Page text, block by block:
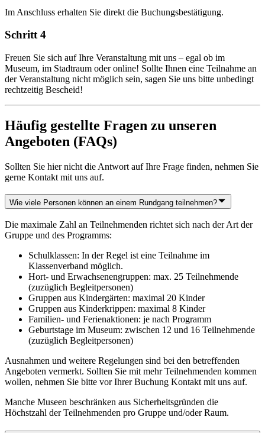
Im Anschluss erhalten Sie direkt die Buchungsbestätigung.
Schritt 4
Freuen Sie sich auf Ihre Veranstaltung mit uns – egal ob im
Museum, im Stadtraum oder online! Sollte Ihnen eine Teilnahme an
der Veranstaltung nicht möglich sein, sagen Sie uns bitte unbedingt
rechtzeitig Bescheid!
Häufig gestellte Fragen zu unseren
Angeboten (FAQs)
Sollten Sie hier nicht die Antwort auf Ihre Frage finden, nehmen Sie
gerne Kontakt mit uns auf.
Wie viele Personen können an einem Rundgang teilnehmen?
Die maximale Zahl an Teilnehmenden richtet sich nach der Art der
Gruppe und des Programms:
Schulklassen: In der Regel ist eine Teilnahme im
Klassenverband möglich.
Hort- und Erwachsenengruppen: max. 25 Teilnehmende
(zuzüglich Begleitpersonen)
Gruppen aus Kindergärten: maximal 20 Kinder
Gruppen aus Kinderkrippen: maximal 8 Kinder
Familien- und Ferienaktionen: je nach Programm
Geburtstage im Museum: zwischen 12 und 16 Teilnehmende
(zuzüglich Begleitpersonen)
Ausnahmen und weitere Regelungen sind bei den betreffenden
Angeboten vermerkt. Sollten Sie mit mehr Teilnehmenden kommen
wollen, nehmen Sie bitte vor Ihrer Buchung Kontakt mit uns auf.
Manche Museen beschränken aus Sicherheitsgründen die
Höchstzahl der Teilnehmenden pro Gruppe und/oder Raum.